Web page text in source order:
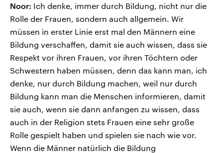
Noor: Ich denke, immer durch Bildung, nicht nur die
Rolle der Frauen, sondern auch allgemein. Wir
müssen in erster Linie erst mal den Männern eine
Bildung verschaffen, damit sie auch wissen, dass sie
Respekt vor ihren Frauen, vor ihren Töchtern oder
Schwestern haben müssen, denn das kann man, ich
denke, nur durch Bildung machen, weil nur durch
Bildung kann man die Menschen informieren, damit
sie auch, wenn sie dann anfangen zu wissen, dass
auch in der Religion stets Frauen eine sehr große
Rolle gespielt haben und spielen sie nach wie vor.
Wenn die Männer natürlich die Bildung